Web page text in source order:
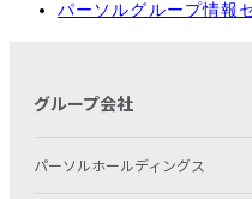
パーソルグループ情報
グループ会社
パーソルホールディングス